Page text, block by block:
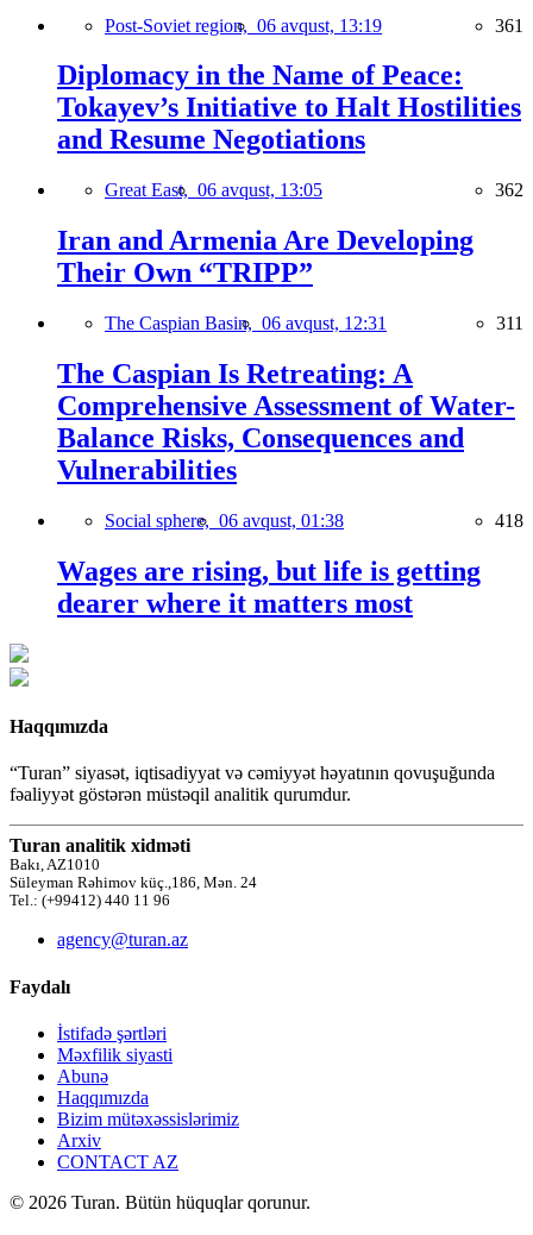
Post-Soviet region, 06 avqust, 13:19 361
Diplomacy in the Name of Peace:
Tokayev’s Initiative to Halt Hostilities
and Resume Negotiations
Great East, 06 avqust, 13:05 362
Iran and Armenia Are Developing
Their Own “TRIPP”
The Caspian Basin, 06 avqust, 12:31 311
The Caspian Is Retreating: A
Comprehensive Assessment of Water-
Balance Risks, Consequences and
Vulnerabilities
Social sphere, 06 avqust, 01:38 418
Wages are rising, but life is getting
dearer where it matters most
Haqqımızda
“Turan” siyasət, iqtisadiyyat və cəmiyyət həyatının qovuşuğunda
fəaliyyət göstərən müstəqil analitik qurumdur.
Turan analitik xidməti
Bakı, AZ1010
Süleyman Rəhimov küç.,186, Mən. 24
Tel.: (+99412) 440 11 96
agency@turan.az
Faydalı
İstifadə şərtləri
Məxfilik siyasti
Abunə
Haqqımızda
Bizim mütəxəssislərimiz
Arxiv
CONTACT AZ
© 2026 Turan. Bütün hüquqlar qorunur.